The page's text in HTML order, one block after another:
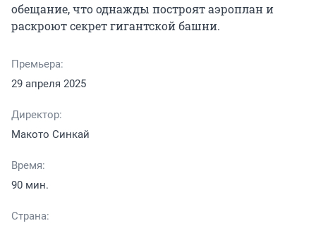
обещание, что однажды построят аэроплан и
раскроют секрет гигантской башни.
Премьера:
29 апреля 2025
Директор:
Макото Синкай
Время:
90 мин.
Страна: